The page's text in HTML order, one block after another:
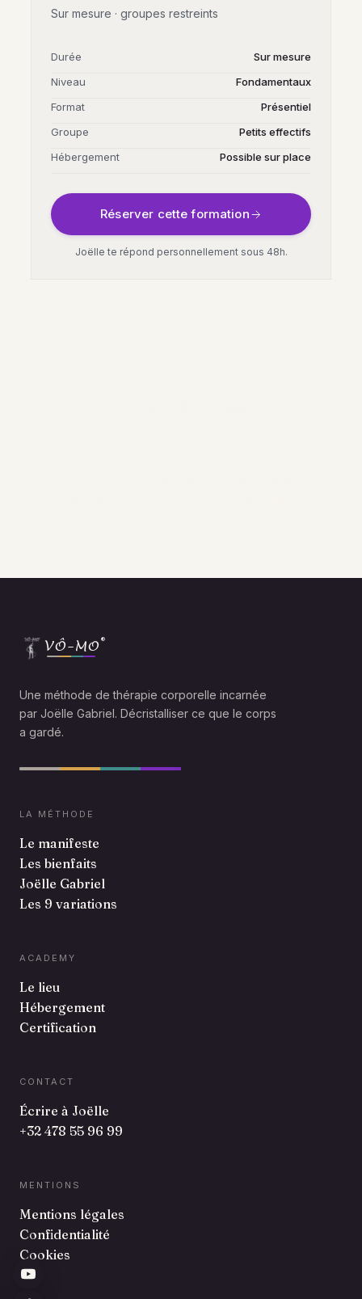
Sur mesure · groupes restreints
Durée
Sur mesure
Niveau
Fondamentaux
Format
Présentiel
Groupe
Petits effectifs
Hébergement
Possible sur place
Réserver cette formation
Joëlle te répond personnellement sous 48h.
VÔ-MO ®
Une méthode de thérapie corporelle incarnée
par Joëlle Gabriel. Décristalliser ce que le corps
a gardé.
LA MÉTHODE
Le manifeste
Les bienfaits
Joëlle Gabriel
Les 9 variations
ACADEMY
Le lieu
Hébergement
Certification
CONTACT
Écrire à Joëlle
+32 478 55 96 99
MENTIONS
Mentions légales
Confidentialité
Cookies